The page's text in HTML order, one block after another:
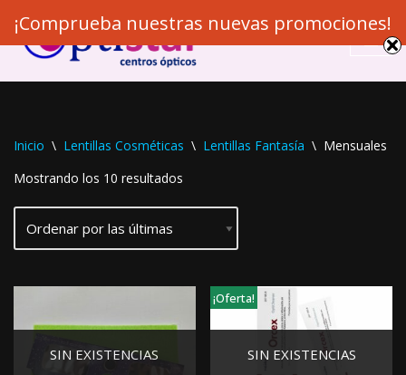
Saltar
Inicio \ Lentillas Cosméticas \ Lentillas Fantasía \ Mensuales
Mostrando los 10 resultados
SIN EXISTENCIAS SIN EXISTENCIAS
¡Oferta!
¡Comprueba nuestras nuevas promociones!